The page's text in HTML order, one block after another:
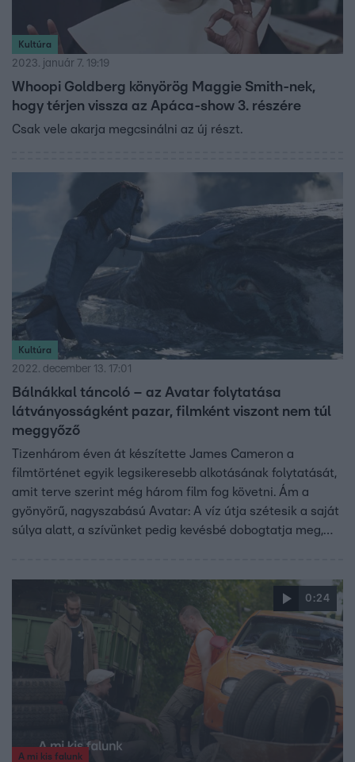
Kultúra
2023. január 7. 19:19
Whoopi Goldberg könyörög Maggie Smith-nek,
hogy térjen vissza az Apáca-show 3. részére
Csak vele akarja megcsinálni az új részt.
Kultúra
2022. december 13. 17:01
Bálnákkal táncoló – az Avatar folytatása
látványosságként pazar, filmként viszont nem túl
meggyőző
Tizenhárom éven át készítette James Cameron a
filmtörténet egyik legsikeresebb alkotásának folytatását,
amit terve szerint még három film fog követni. Ám a
gyönyörű, nagyszabású Avatar: A víz útja szétesik a saját
súlya alatt, a szívünket pedig kevésbé dobogtatja meg,
0:24
A mi kis falunk